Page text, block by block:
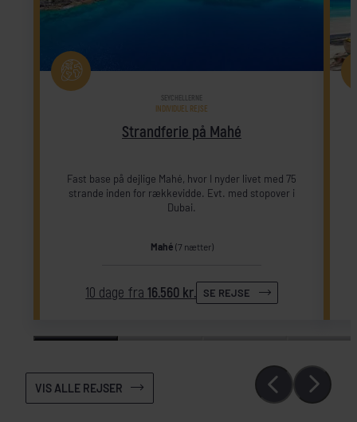
Strandferie på Mahé
SEYCHELLERNE
INDIVIDUEL REJSE
Fast base på dejlige Mahé, hvor I nyder livet med 75
strande inden for rækkevidde. Evt. med stopover i
Dubai.
Mahé (7 nætter)
10 dage fra16.560 kr. SE REJSE
VIS ALLE REJSER